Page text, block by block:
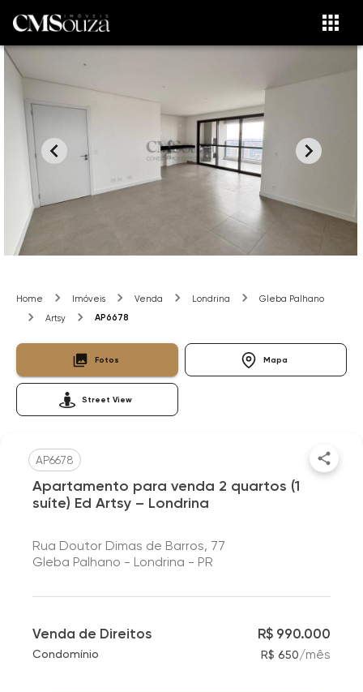
Home Imóveis Venda Londrina
Gleba Palhano
Artsy
AP6678
Fotos Mapa
Street View
AP6678
Apartamento para venda 2 quartos (1
suíte) Ed Artsy – Londrina
Rua Doutor Dimas de Barros, 77
Gleba Palhano - Londrina - PR
Venda de Direitos R$ 990.000
Condomínio R$ 650/mês